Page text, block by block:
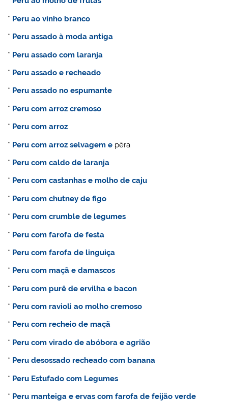
* Peru ao vinho branco
* Peru assado à moda antiga
* Peru assado com laranja
* Peru assado e recheado
* Peru assado no espumante
* Peru com arroz cremoso
* Peru com arroz
* Peru com arroz selvagem e pêra
* Peru com caldo de laranja
* Peru com castanhas e molho de caju
* Peru com chutney de figo
* Peru com crumble de legumes
* Peru com farofa de festa
* Peru com farofa de linguiça
* Peru com maçã e damascos
* Peru com purê de ervilha e bacon
* Peru com ravioli ao molho cremoso
* Peru com recheio de maçã
* Peru com virado de abóbora e agrião
* Peru desossado recheado com banana
* Peru Estufado com Legumes
* Peru manteiga e ervas com farofa de feijão verde